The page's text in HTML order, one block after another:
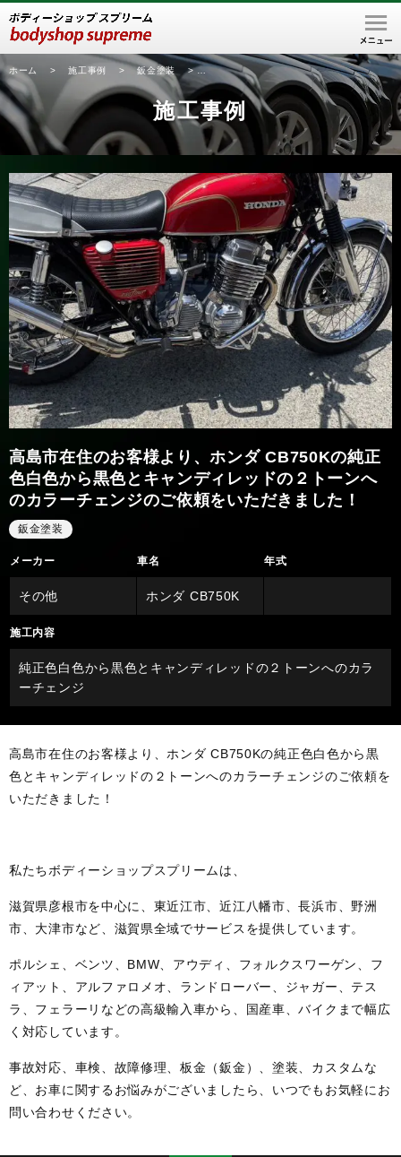
ホーム > 施工事例 > 鈑金塗装 > 高島市在住のお客様より、ホンダ CB750K
施工事例
高島市在住のお客様より、ホンダ CB750Kの純正
色白色から黒色とキャンディレッドの２トーンへ
のカラーチェンジのご依頼をいただきました！
鈑金塗装
メーカー 車名 年式
その他 ホンダ CB750K
施工内容
純正色白色から黒色とキャンディレッドの２トーンへのカラ
ーチェンジ
高島市在住のお客様より、ホンダ CB750Kの純正色白色から黒
色とキャンディレッドの２トーンへのカラーチェンジのご依頼を
いただきました！
私たちボディーショップスプリームは、
滋賀県彦根市を中心に、東近江市、近江八幡市、長浜市、野洲
市、大津市など、滋賀県全域でサービスを提供しています。
ポルシェ、ベンツ、BMW、アウディ、フォルクスワーゲン、フ
ィアット、アルファロメオ、ランドローバー、ジャガー、テス
ラ、フェラーリなどの高級輸入車から、国産車、バイクまで幅広
く対応しています。
事故対応、車検、故障修理、板金（鈑金）、塗装、カスタムな
ど、お車に関するお悩みがございましたら、いつでもお気軽にお
問い合わせください。